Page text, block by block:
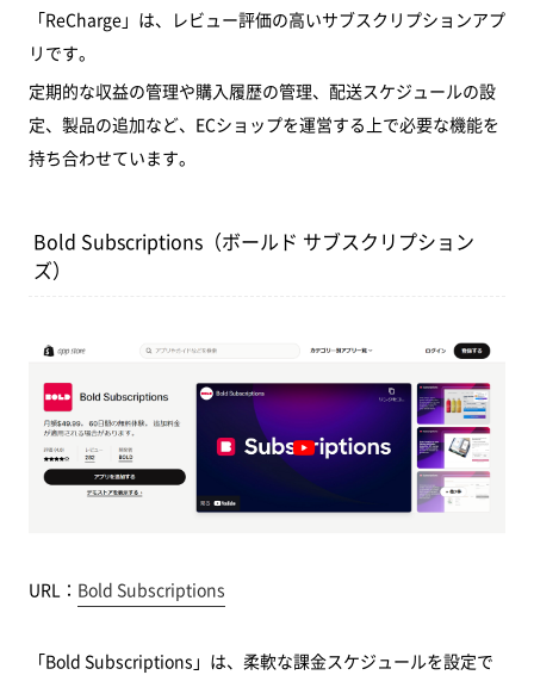
「ReCharge」は、レビュー評価の高いサブスクリプションアプ
リです。
定期的な収益の管理や購入履歴の管理、配送スケジュールの設
定、製品の追加など、ECショップを運営する上で必要な機能を
持ち合わせています。
Bold Subscriptions（ボールド サブスクリプション
ズ）
URL： Bold Subscriptions
「Bold Subscriptions」は、柔軟な課金スケジュールを設定で